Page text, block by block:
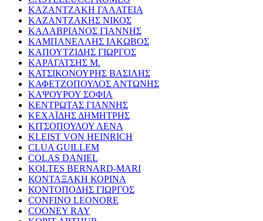
ΚΑΖΑΝΤΖΑΚΗ ΓΑΛΑΤΕΙΑ
ΚΑΖΑΝΤΖΑΚΗΣ ΝΙΚΟΣ
ΚΑΛΑΒΡΙΑΝΟΣ ΓΙΑΝΝΗΣ
ΚΑΜΠΑΝΕΛΛΗΣ ΙΑΚΩΒΟΣ
ΚΑΠΟΥΤΖΙΔΗΣ ΓΙΩΡΓΟΣ
ΚΑΡΑΓΑΤΣΗΣ Μ.
ΚΑΤΣΙΚΟΝΟΥΡΗΣ ΒΑΣΙΛΗΣ
ΚΑΦΕΤΖΟΠΟΥΛΟΣ ΑΝΤΩΝΗΣ
ΚΑΨΟΥΡΟΥ ΣΟΦΙΑ
ΚΕΝΤΡΩΤΑΣ ΓΙΑΝΝΗΣ
ΚΕΧΑΪΔΗΣ ΔΗΜΗΤΡΗΣ
ΚΙΤΣΟΠΟΥΛΟΥ ΛΕΝΑ
KLEIST VON HEINRICH
CLUA GUILLEM
COLAS DANIEL
KOLTES BERNARD-MARI
ΚΟΝΤΑΞΑΚΗ ΚΟΡΙΝΑ
ΚΟΝΤΟΠΟΔΗΣ ΓΙΩΡΓΟΣ
CONFINO LEONORE
COONEY RAY